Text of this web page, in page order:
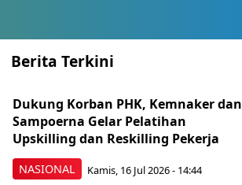
Berita Terkini
NASIONAL
Dukung Korban PHK, Kemnaker dan
Sampoerna Gelar Pelatihan
Upskilling dan Reskilling Pekerja
Kamis, 16 Jul 2026 - 14:44